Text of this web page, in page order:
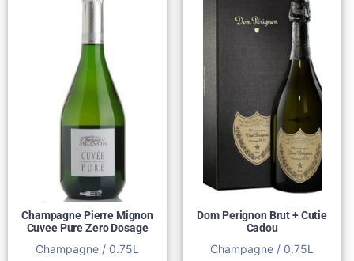
Champagne Pierre Mignon
Cuvee Pure Zero Dosage
Champagne / 0.75L
Dom Perignon Brut + Cutie
Cadou
Champagne / 0.75L